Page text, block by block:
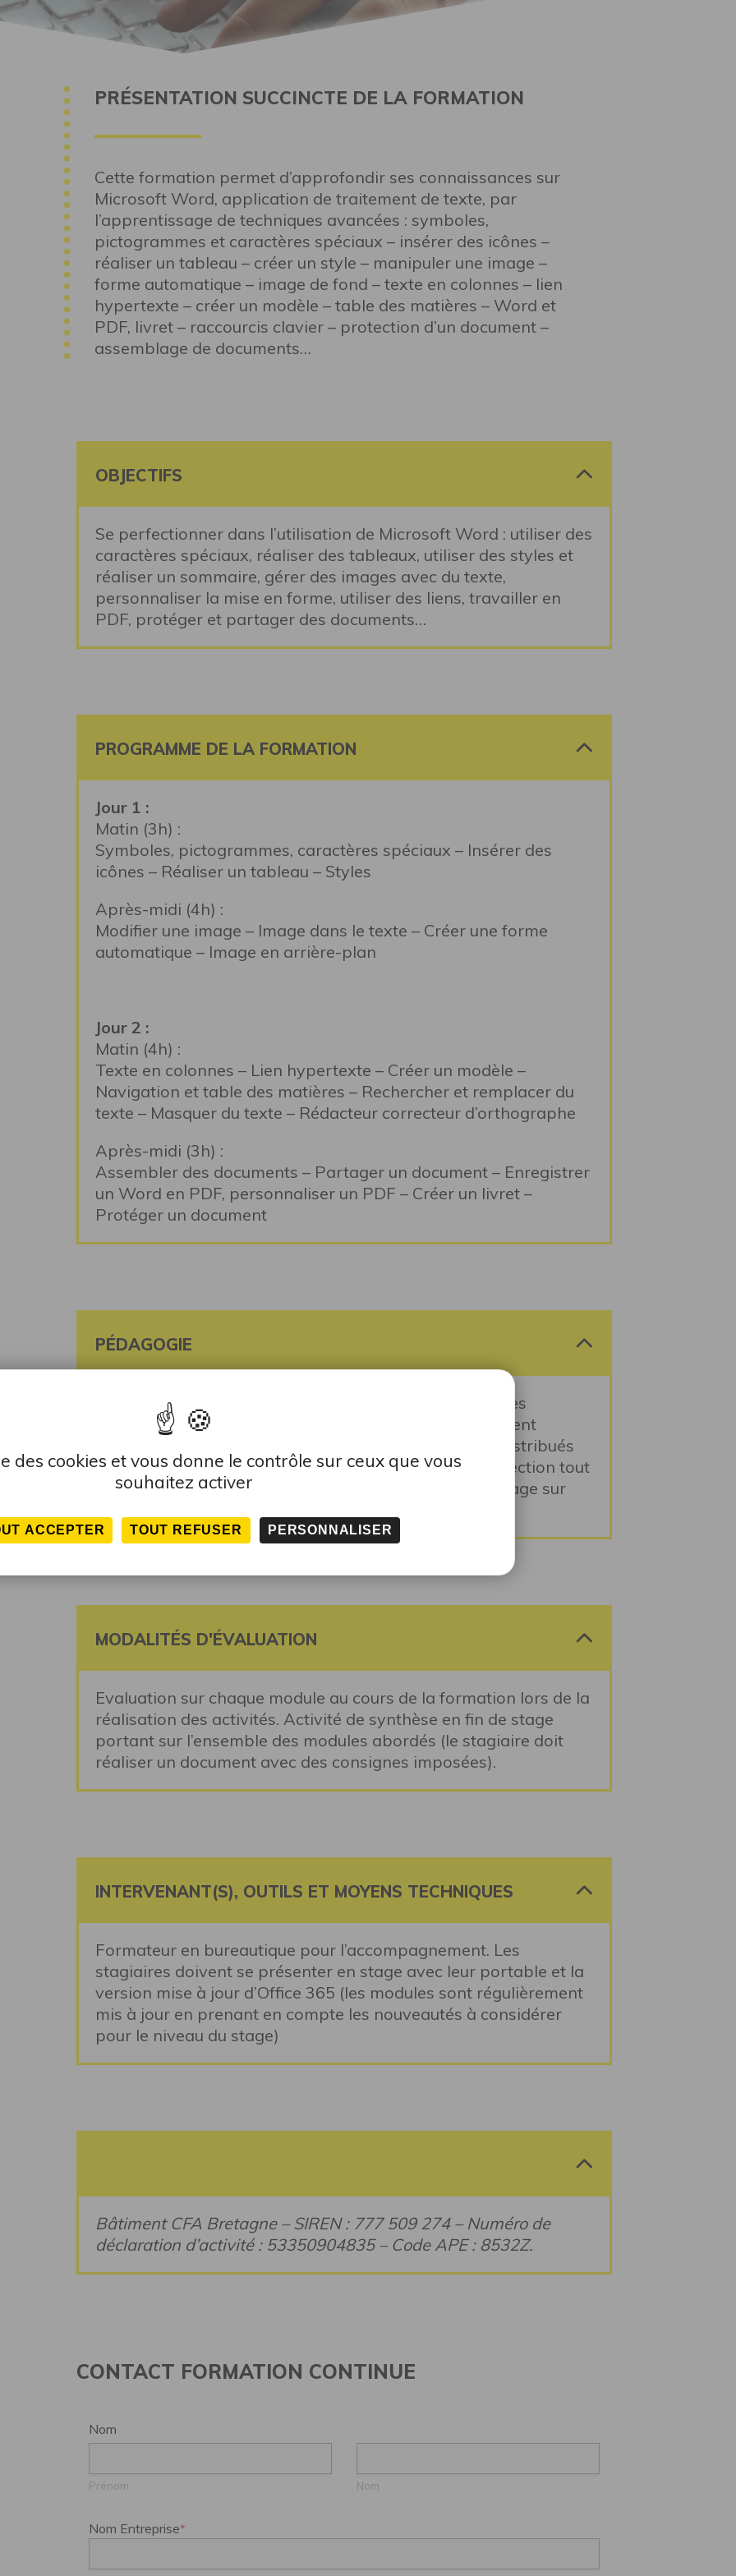
des cookies et vous donne le contrôle sur ceux que vous
souhaitez activer
ACCEPTER TOUT REFUSER PERSONNALISER
PRÉSENTATION SUCCINCTE DE LA FORMATION
Cette formation permet d’approfondir ses connaissances sur
Microsoft Word, application de traitement de texte, par
l’apprentissage de techniques avancées : symboles,
pictogrammes et caractères spéciaux – insérer des icônes –
réaliser un tableau – créer un style – manipuler une image –
forme automatique – image de fond – texte en colonnes – lien
hypertexte – créer un modèle – table des matières – Word et
PDF, livret – raccourcis clavier – protection d’un document –
assemblage de documents…
OBJECTIFS
Se perfectionner dans l’utilisation de Microsoft Word : utiliser des
caractères spéciaux, réaliser des tableaux, utiliser des styles et
réaliser un sommaire, gérer des images avec du texte,
personnaliser la mise en forme, utiliser des liens, travailler en
PDF, protéger et partager des documents…
PROGRAMME DE LA FORMATION
Jour 1 :
Matin (3h) :
Symboles, pictogrammes, caractères spéciaux – Insérer des
icônes – Réaliser un tableau – Styles
Après-midi (4h) :
Modifier une image – Image dans le texte – Créer une forme
automatique – Image en arrière-plan
Jour 2 :
Matin (4h) :
Texte en colonnes – Lien hypertexte – Créer un modèle –
Navigation et table des matières – Rechercher et remplacer du
texte – Masquer du texte – Rédacteur correcteur d’orthographe
Après-midi (3h) :
Assembler des documents – Partager un document – Enregistrer
un Word en PDF, personnaliser un PDF – Créer un livret –
Protéger un document
PÉDAGOGIE
Perfectionnement des techniques au travers de modules
thématiques d’activités à réaliser sous l’accompagnement
permanent du formateur. Fichiers de travaux dirigés distribués
au début du stage et projection des activités avec correction tout
au long du stage. Tutoriels détaillés fournis en fin de stage sur
MODALITÉS D'ÉVALUATION
Evaluation sur chaque module au cours de la formation lors de la
réalisation des activités. Activité de synthèse en fin de stage
portant sur l’ensemble des modules abordés (le stagiaire doit
réaliser un document avec des consignes imposées).
INTERVENANT(S), OUTILS ET MOYENS TECHNIQUES
Formateur en bureautique pour l’accompagnement. Les
stagiaires doivent se présenter en stage avec leur portable et la
version mise à jour d’Office 365 (les modules sont régulièrement
mis à jour en prenant en compte les nouveautés à considérer
pour le niveau du stage)
Bâtiment CFA Bretagne – SIREN : 777 509 274 – Numéro de
déclaration d’activité : 53350904835 – Code APE : 8532Z.
CONTACT FORMATION CONTINUE
Nom
Prénom Nom
Nom Entreprise*